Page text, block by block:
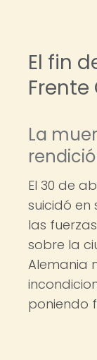
El fin
La
El 30 de
suicidó en
las
sobre la
Alemania
poniendo